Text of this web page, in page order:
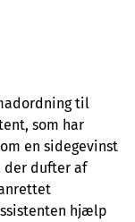
til
som har
en sidegevinst
dufter af
hjælp